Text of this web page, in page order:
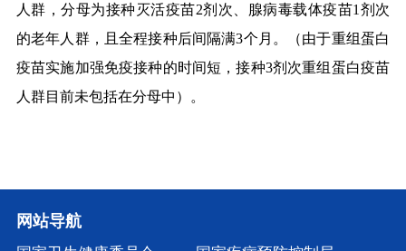
人群，分母为接种灭活疫苗2剂次、腺病毒载体疫苗1 剂次
的老年人群，且全程接种后间隔满3个月。（由于重组蛋白
疫苗实施加强免疫接种的时间短，接种3剂次重组蛋白疫苗
人群目前未包括在分母中）
。
网站导航